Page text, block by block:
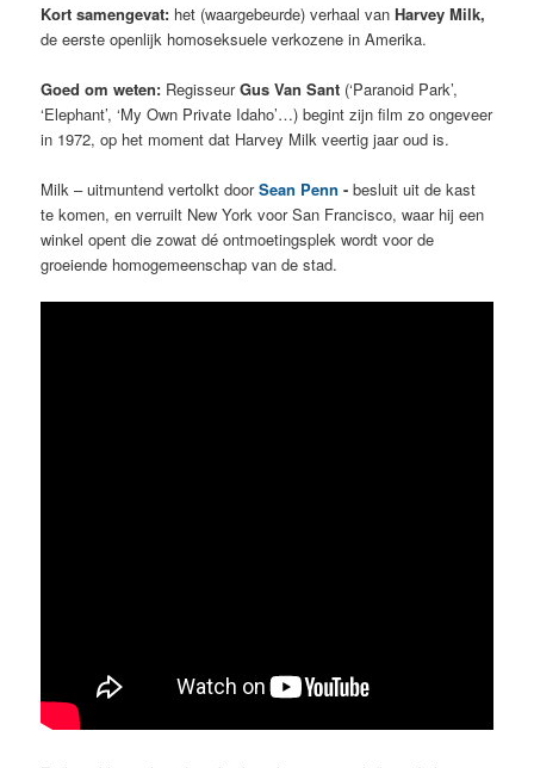
Kort samengevat: het (waargebeurde) verhaal vanHarvey Milk,
de eerste openlijk homoseksuele verkozene in Amerika.
Goed om weten: RegisseurGus Van Sant (‘Paranoid Park’,
‘Elephant’, ‘My Own Private Idaho’…) begint zijn film zo ongeveer
in 1972, op het moment dat Harvey Milk veertig jaar oud is.
Milk – uitmuntend vertolkt doorSean Penn - besluit uit de kast
te komen, en verruilt New York voor San Francisco, waar hij een
winkel opent die zowat dé ontmoetingsplek wordt voor de
groeiende homogemeenschap van de stad.